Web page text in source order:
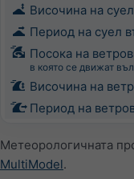
Височина на
Период на суел
Посока на
в която се движат
Височина на
Период на
Метеорологичната
MultiModel.